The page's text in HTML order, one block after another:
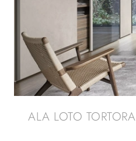
ALA LOTO TORTORA